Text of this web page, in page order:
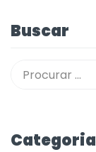
Buscar
Lembre